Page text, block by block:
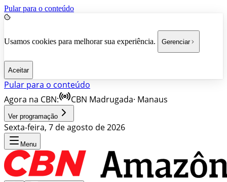
Pular para o conteúdo
Usamos cookies para melhorar sua experiência. Gerenciar
Aceitar
Pular para o conteúdo
Agora na CBN:
CBN Madrugada· Manaus
Ver programação
Sexta-feira, 7 de agosto de 2026
Menu